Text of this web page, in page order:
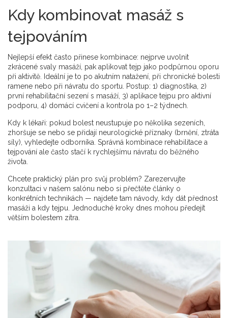
Kdy kombinovat masáž s
tejpováním
Nejlepší efekt často přinese kombinace: nejprve uvolnit
zkrácené svaly masáží, pak aplikovat tejp jako podpůrnou oporu
při aktivitě. Ideální je to po akutním natažení, při chronické bolesti
ramene nebo při návratu do sportu. Postup: 1) diagnostika, 2)
první rehabilitační sezení s masáží, 3) aplikace tejpu pro aktivní
podporu, 4) domácí cvičení a kontrola po 1–2 týdnech.
Kdy k lékaři: pokud bolest neustupuje po několika sezeních,
zhoršuje se nebo se přidají neurologické příznaky (brnění, ztráta
síly), vyhledejte odborníka. Správná kombinace rehabilitace a
tejpování ale často stačí k rychlejšímu návratu do běžného
života.
Chcete praktický plán pro svůj problém? Zarezervujte
konzultaci v našem salónu nebo si přečtěte články o
konkrétních technikách — najdete tam návody, kdy dát přednost
masáži a kdy tejpu. Jednoduché kroky dnes mohou předejít
větším bolestem zítra.